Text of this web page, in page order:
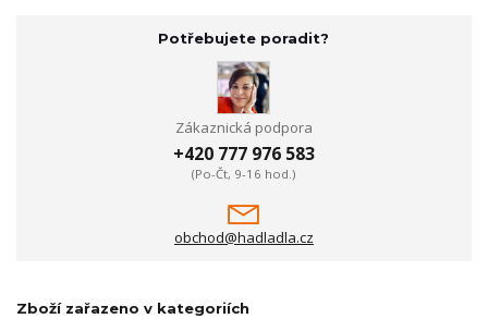
Potřebujete poradit?
Zákaznická podpora
+420 777 976 583
(Po-Čt, 9-16 hod.)
obchod@hadladla.cz
Zboží zařazeno v kategoriích